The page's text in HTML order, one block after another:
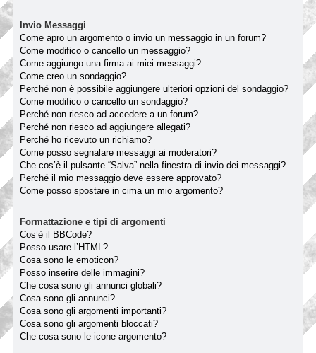
Invio Messaggi
Come apro un argomento o invio un messaggio in un forum?
Come modifico o cancello un messaggio?
Come aggiungo una firma ai miei messaggi?
Come creo un sondaggio?
Perché non è possibile aggiungere ulteriori opzioni del sondaggio?
Come modifico o cancello un sondaggio?
Perché non riesco ad accedere a un forum?
Perché non riesco ad aggiungere allegati?
Perché ho ricevuto un richiamo?
Come posso segnalare messaggi ai moderatori?
Che cos’è il pulsante “Salva” nella finestra di invio dei messaggi?
Perché il mio messaggio deve essere approvato?
Come posso spostare in cima un mio argomento?
Formattazione e tipi di argomenti
Cos’è il BBCode?
Posso usare l’HTML?
Cosa sono le emoticon?
Posso inserire delle immagini?
Che cosa sono gli annunci globali?
Cosa sono gli annunci?
Cosa sono gli argomenti importanti?
Cosa sono gli argomenti bloccati?
Che cosa sono le icone argomento?